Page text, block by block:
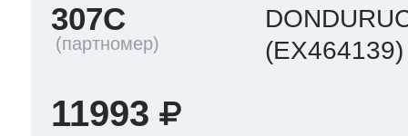
307C
(EX464139)
11993